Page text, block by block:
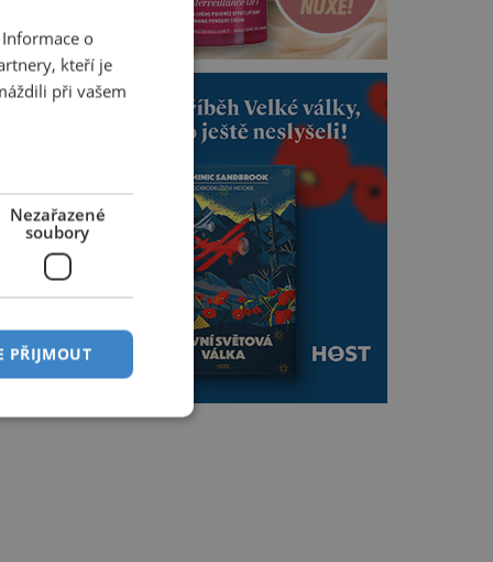
o
kteří je
při vašem
Nezařazené
soubory
PŘIJMOUT